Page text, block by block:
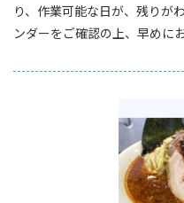
り、作業可能な日が、残りが
ンダーをご確認の上、早めに